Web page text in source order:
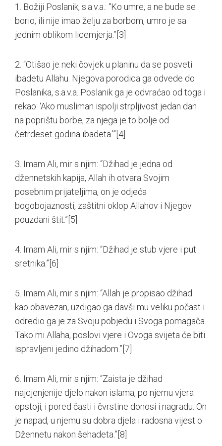
1. Božiji Poslanik, s.a.v.a.: “Ko umre, a ne bude se
borio, ili nije imao želju za borbom, umro je sa
jednim oblikom licemjerja.”[3]
2. “Otišao je neki čovjek u planinu da se posveti
ibadetu Allahu. Njegova porodica ga odvede do
Poslanika, s.a.v.a. Poslanik ga je odvraćao od toga i
rekao: ‘Ako musliman ispolji strpljivost jedan dan
na poprištu borbe, za njega je to bolje od
četrdeset godina ibadeta.’”[4]
3. Imam Ali, mir s njim: “Džihad je jedna od
džennetskih kapija, Allah ih otvara Svojim
posebnim prijateljima, on je odjeća
bogobojaznosti, zaštitni oklop Allahov i Njegov
pouzdani štit.”[5]
4. Imam Ali, mir s njim: “Džihad je stub vjere i put
sretnika.”[6]
5. Imam Ali, mir s njim: “Allah je propisao džihad
kao obavezan, uzdigao ga davši mu veliku počast i
odredio ga je za Svoju pobjedu i Svoga pomagača.
Tako mi Allaha, poslovi vjere i Ovoga svijeta će biti
ispravljeni jedino džihadom.”[7]
6. Imam Ali, mir s njim: “Zaista je džihad
najcjenjenije djelo nakon islama, po njemu vjera
opstoji, i pored časti i čvrstine donosi i nagradu. On
je napad, u njemu su dobra djela i radosna vijest o
Džennetu nakon šehadeta.”[8]